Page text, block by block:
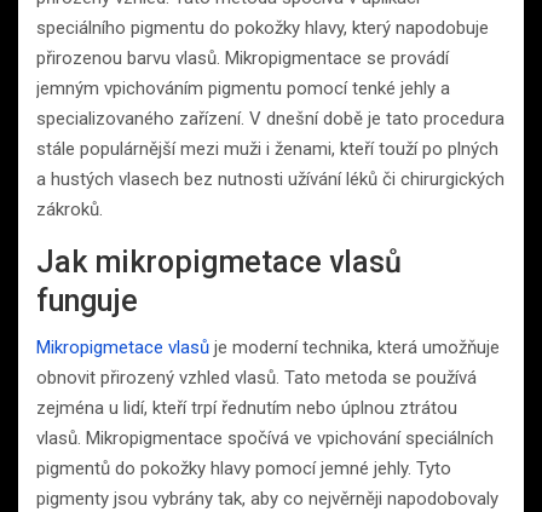
speciálního pigmentu do pokožky hlavy, který napodobuje
přirozenou barvu vlasů. Mikropigmentace se provádí
jemným vpichováním pigmentu pomocí tenké jehly a
specializovaného zařízení. V dnešní době je tato procedura
stále populárnější mezi muži i ženami, kteří touží po plných
a hustých vlasech bez nutnosti užívání léků či chirurgických
zákroků.
Jak mikropigmetace vlasů
funguje
Mikropigmetace vlasů je moderní technika, která umožňuje
obnovit přirozený vzhled vlasů. Tato metoda se používá
zejména u lidí, kteří trpí řednutím nebo úplnou ztrátou
vlasů. Mikropigmentace spočívá ve vpichování speciálních
pigmentů do pokožky hlavy pomocí jemné jehly. Tyto
pigmenty jsou vybrány tak, aby co nejvěrněji napodobovaly